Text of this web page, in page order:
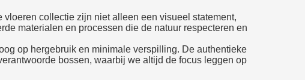
collectie zijn niet alleen een visueel statement,
materialen en processen die de natuur respecteren en
op hergebruik en minimale verspilling. De authentieke
bossen, waarbij we altijd de focus leggen op